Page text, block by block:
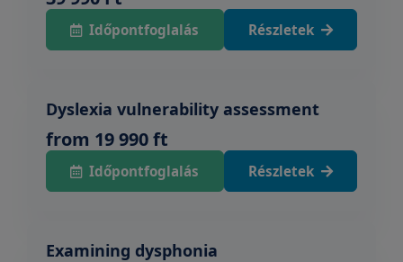
Időpontfoglalás Részletek
Dyslexia vulnerability assessment
from 19 990 ft
Időpontfoglalás Részletek
Examining dysphonia